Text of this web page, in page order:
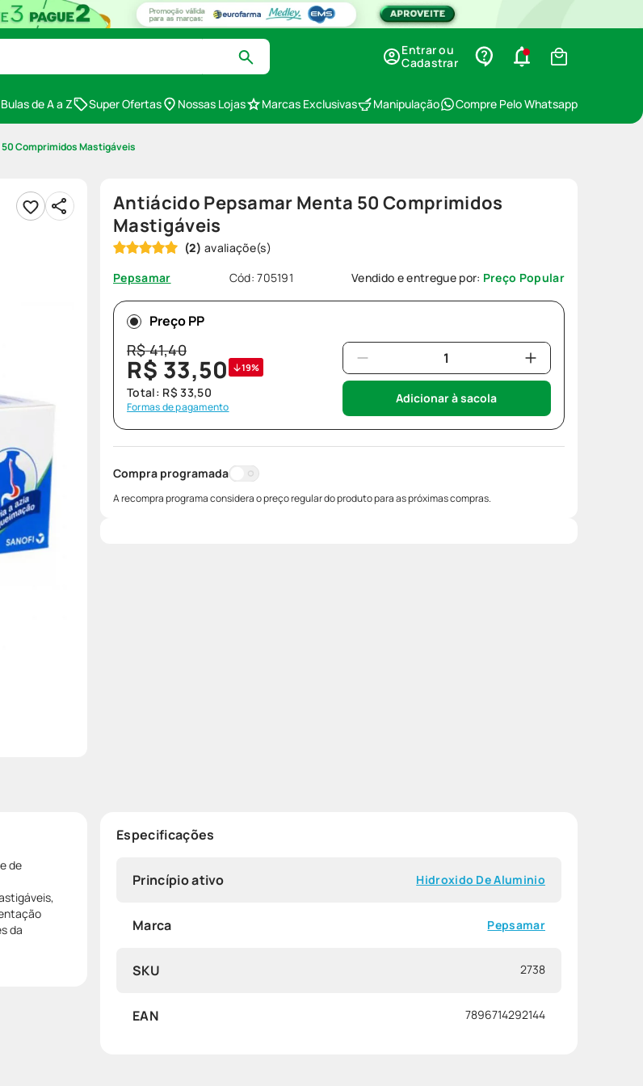
Entrar ou
Cadastrar
Bulas de A a Z Super Ofertas Nossas Lojas Marcas Exclusivas Manipulação Compre Pelo Whatsapp
Comprimidos Mastigáveis
Antiácido Pepsamar Menta 50 Comprimidos
Mastigáveis
(2)
Pepsamar
Cód:705191 Vendido e entregue por: Preço Popular
Preço PP
R$41,40
R$ 33,50 19%
Total: R$ 33,50
Formas de pagamento
Adicionar à sacola
Compra programada
A recompra programa considera o preço regular do produto para as próximas compras.
de
da
Especificações
Princípio ativo Hidroxido De Aluminio
Marca Pepsamar
SKU 2738
EAN 7896714292144